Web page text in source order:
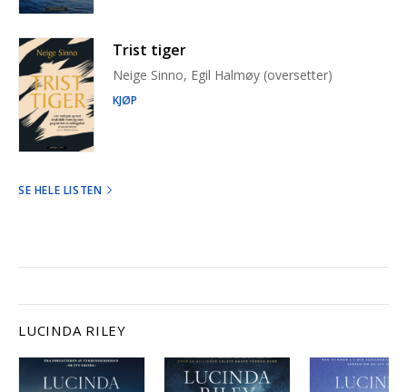
Trist tiger
Neige Sinno, Egil Halmøy (oversetter)
KJØP
SE HELE LISTEN
LUCINDA RILEY